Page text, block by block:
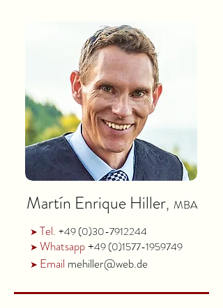
Martín Enrique Hiller, MBA
➤ Tel. +49 (0)30-7912244
➤ Whatsapp+49 (0)1577-1959749
➤ Email mehiller@web.de